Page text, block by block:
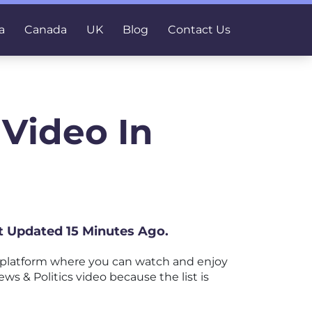
Canada UK Blog Contact Us
In
Updated 15 Minutes Ago.
where you can watch and enjoy
& Politics video because the list is